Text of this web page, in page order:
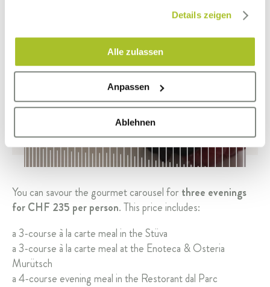
Details zeigen
Alle zulassen
Anpassen
Ablehnen
You can savour the gourmet carousel forthree evenings
for CHF 235 per person. This price includes:
a 3-course à la carte meal in the Stüva
a 3-course à la carte meal at the Enoteca & Osteria
Murütsch
a 4-course evening meal in the Restorant dal Parc